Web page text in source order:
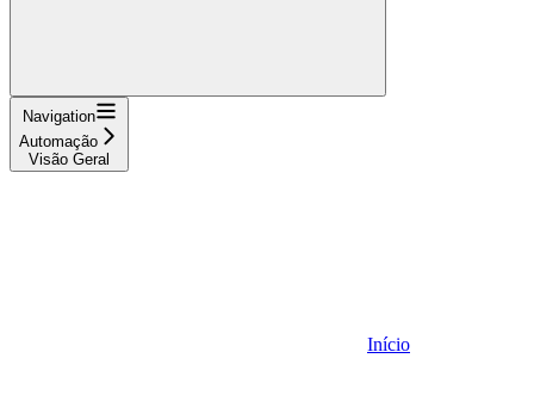
Navigation
Automação
Visão Geral
Início